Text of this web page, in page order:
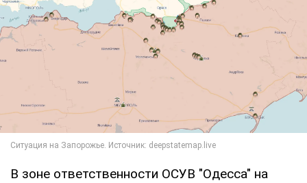
В зоне ответственности ОСУВ "Одесса" на